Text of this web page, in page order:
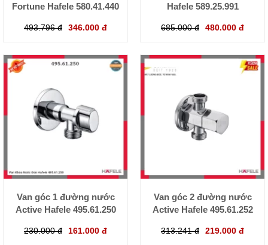
Fortune Hafele 580.41.440
493.796 đ 346.000 đ
Hafele 589.25.991
685.000 đ 480.000 đ
Van góc 1 đường nước
Active Hafele 495.61.250
230.000 đ 161.000 đ
Van góc 2 đường nước
Active Hafele 495.61.252
313.241 đ 219.000 đ